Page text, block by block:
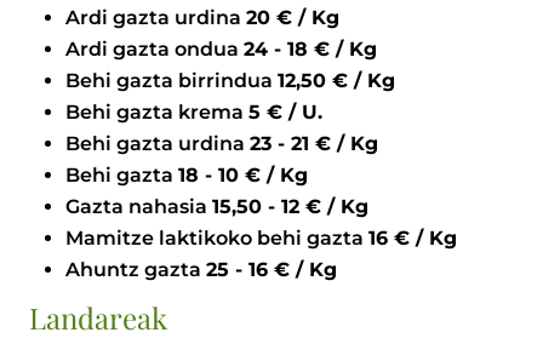
Ardi gazta urdina
20 € / Kg
Ardi gazta ondua
24 - 18 € / Kg
Behi gazta birrindua
12,50 € / Kg
Behi gazta krema
5 € / U.
Behi gazta urdina
23 - 21 € / Kg
Behi gazta
18 - 10 € / Kg
Gazta nahasia
15,50 - 12 € / Kg
Mamitze laktikoko behi gazta
16 € / Kg
Ahuntz gazta
25 - 16 € / Kg
Landareak